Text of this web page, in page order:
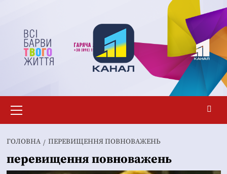
вмісту
меню
ГОЛОВНА ПЕРЕВИЩЕННЯ ПОВНОВАЖЕНЬ
перевищення повноважень